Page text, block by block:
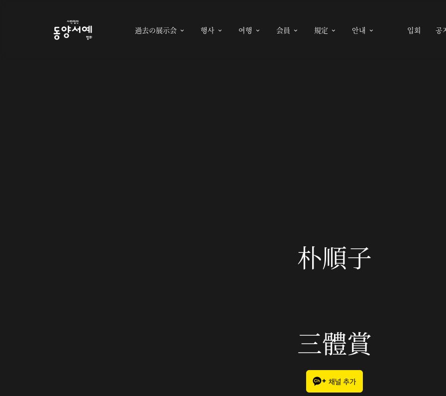
過去の展示会  행사  여행  会員  規定  안내  입회 공
朴順子
三體賞